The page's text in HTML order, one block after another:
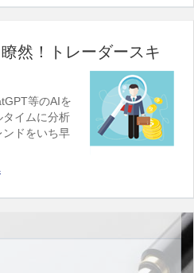
然！トレーダースキ
等のAIを
イムに分析
ンドをいち早